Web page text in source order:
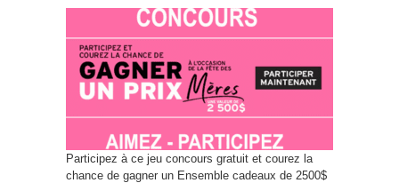
Participez à ce jeu concours gratuit et courez la
chance de gagner un Ensemble cadeaux de 2500$